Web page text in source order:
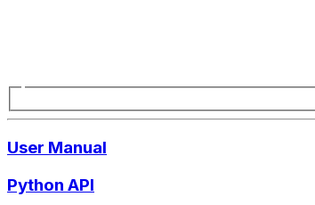
User Manual
Python API